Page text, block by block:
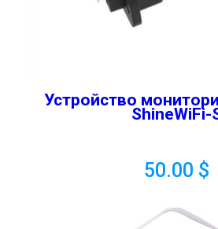
Устройство
ShineWiFi-
50.00 $